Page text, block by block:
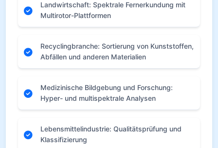
Landwirtschaft: Spektrale Fernerkundung mit
Multirotor-Plattformen
Recyclingbranche: Sortierung von Kunststoffen,
Abfällen und anderen Materialien
Medizinische Bildgebung und Forschung:
Hyper- und multispektrale Analysen
Lebensmittelindustrie: Qualitätsprüfung und
Klassifizierung